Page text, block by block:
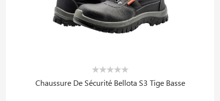
Chaussure De Sécurité Bellota S3 Tige Basse